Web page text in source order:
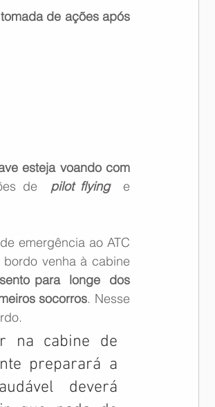
de ações após
esteja voando com
de pilot flying
emergência ao ATC
venha à cabine
para  longe  dos
socorros. Nesse
na cabine de
preparará a
deverá